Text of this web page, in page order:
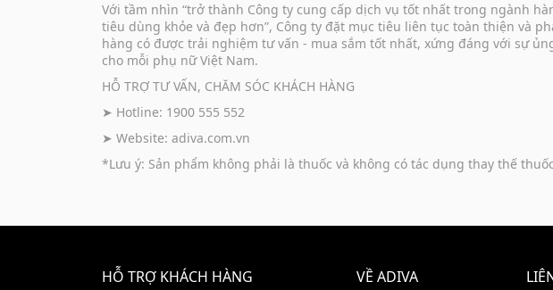
Với tầm nhìn “trở thành Công ty cung cấp dịch vụ tốt nhất trong ngành
tiêu dùng khỏe và đẹp hơn”, Công ty đặt mục tiêu liên tục toàn thiện và
hàng có được trải nghiệm tư vấn - mua sắm tốt nhất, xứng đáng với sự
cho mỗi phụ nữ Việt Nam.
HỖ TRỢ TƯ VẤN, CHĂM SÓC KHÁCH HÀNG
➤ Hotline: 1900 555 552
➤ Website: adiva.com.vn
*Lưu ý: Sản phẩm không phải là thuốc và không có tác dụng thay thế
HỖ TRỢ KHÁCH HÀNG VỀ ADIVA